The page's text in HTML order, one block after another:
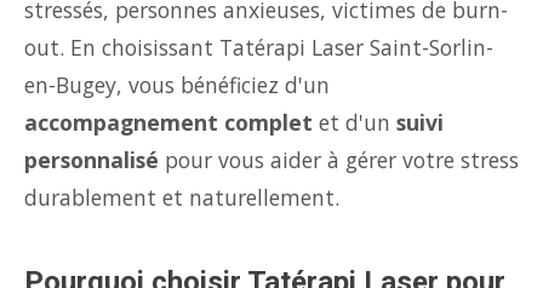
stressés, personnes anxieuses, victimes de burn-
out. En choisissant Tatérapi Laser Saint-Sorlin-
en-Bugey, vous bénéficiez d'un
accompagnement complet et d'un suivi
personnalisé pour vous aider à gérer votre stress
durablement et naturellement.